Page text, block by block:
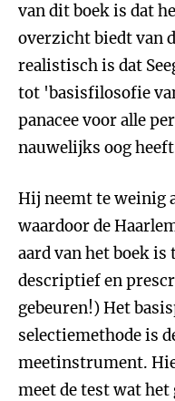
van dit boek is dat
overzicht biedt van
realistisch is dat
tot 'basisfilosofie
panacee voor alle
nauwelijks oog
Hij neemt te weinig
waardoor de
aard van het boek
descriptief en
gebeuren!) Het
selectiemethode is
meetinstrument.
meet de test wat